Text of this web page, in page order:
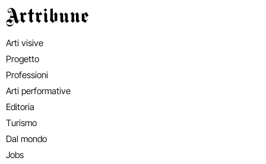
Artribune
Arti visive
Progetto
Professioni
Arti performative
Editoria
Turismo
Dal mondo
Jobs